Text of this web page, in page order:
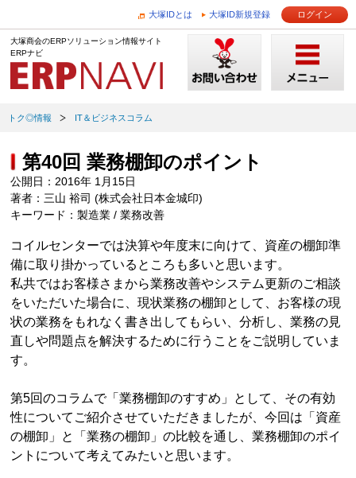
大塚IDとは 大塚ID新規登録 ログイン
大塚商会のERPソリューション情報サイト
ERPナビ
トク◎情報 IT＆ビジネスコラム
第40回 業務棚卸のポイント
公開日：2016年 1月15日
著者：三山 裕司 (株式会社日本金城印)
キーワード：製造業 / 業務改善
コイルセンターでは決算や年度末に向けて、資産の棚卸準
備に取り掛かっているところも多いと思います。
私共ではお客様さまから業務改善やシステム更新のご相談
をいただいた場合に、現状業務の棚卸として、お客様の現
状の業務をもれなく書き出してもらい、分析し、業務の見
直しや問題点を解決するために行うことをご説明していま
す。
第5回のコラムで「業務棚卸のすすめ」として、その有効
性についてご紹介させていただきましたが、今回は「資産
の棚卸」と「業務の棚卸」の比較を通し、業務棚卸のポイ
ントについて考えてみたいと思います。